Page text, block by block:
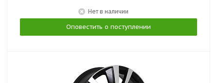
Нет в наличии
Оповестить о поступлении